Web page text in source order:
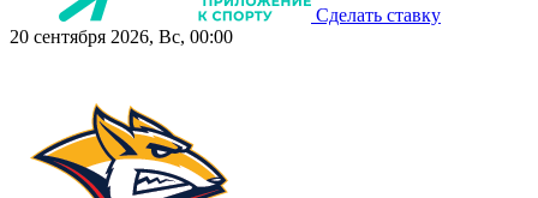
Сделать ставку
20 сентября 2026, Вс, 00:00